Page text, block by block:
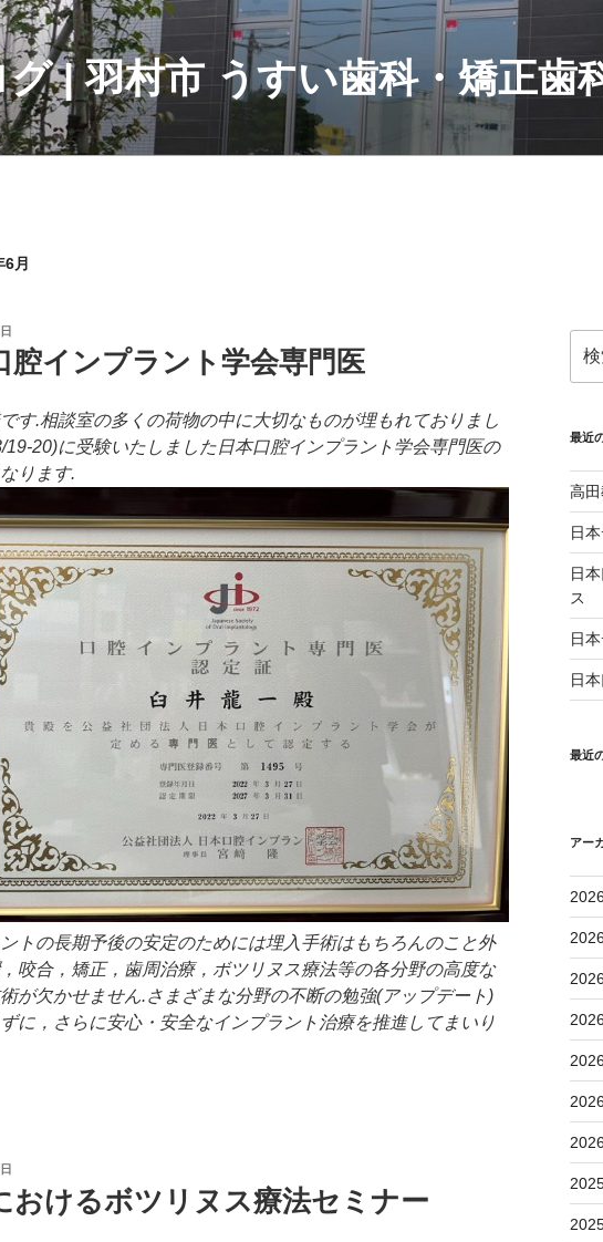
| 羽村市 うすい歯科・矯正歯
月
腔インプラント学会専門医
す.相談室の多くの荷物の中に大切なものが埋もれておりまし
19-20)に受験いたしました日本口腔インプラント学会専門医の
ります.
トの長期予後の安定のためには埋入手術はもちろんのこと外
咬合，矯正，歯周治療，ボツリヌス療法等の各分野の高度な
が欠かせません.さまざまな分野の不断の勉強(アップデート)
に，さらに安心・安全なインプラント治療を推進してまいり
おけるボツリヌス療法セミナー
索:
最近
高
日
日
ス
日
日
最近
アー